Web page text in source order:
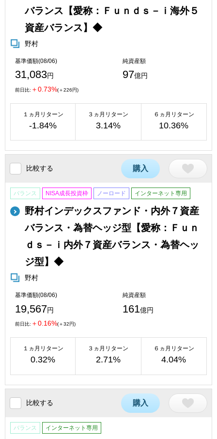
バランス【愛称：Ｆｕｎｄｓ－ｉ海外５
資産バランス】◆
野村
基準価額(08/06)
31,083円
純資産額
97億円
前日比: ＋0.73%(＋226円)
１ヵ月リターン
-1.84%
３ヵ月リターン
3.14%
６ヵ月リターン
10.36%
比較する 購入
バランス NISA成長投資枠 ノーロード インターネット専用
野村インデックスファンド・内外７資産
バランス・為替ヘッジ型【愛称：Ｆｕｎ
ｄｓ－ｉ内外７資産バランス・為替ヘッ
ジ型】◆
野村
基準価額(08/06)
19,567円
純資産額
161億円
前日比: ＋0.16%(＋32円)
１ヵ月リターン
0.32%
３ヵ月リターン
2.71%
６ヵ月リターン
4.04%
比較する 購入
バランス インターネット専用